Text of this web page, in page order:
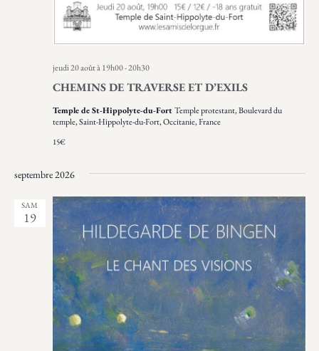
I
O
N
E
N
T
CHEMINS DE TRAVERSE ET D’EXILS
jeudi 20 août à 19h00-20h30
Temple de St-Hippolyte-du-FortTemple protestant, Boulevard du
temple, Saint-Hippolyte-du-Fort, Occitanie, France
15€
septembre 2026
SAM
19